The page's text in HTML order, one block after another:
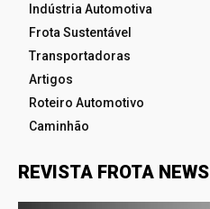
Indústria Automotiva
Frota Sustentável
Transportadoras
Artigos
Roteiro Automotivo
Caminhão
REVISTA FROTA NEWS